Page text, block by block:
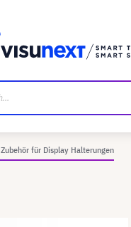
Zubehör für Display Halterungen